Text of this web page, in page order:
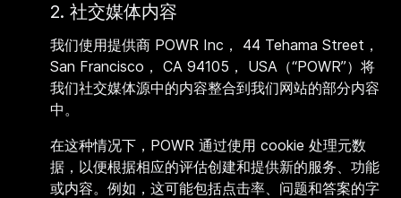
2. 社交媒体内容
我们使用提供商 POWR Inc， 44 Tehama Street，
San Francisco， CA 94105， USA（“POWR”）将
我们社交媒体源中的内容整合到我们网站的部分内容
中。
在这种情况下，POWR 通过使用 cookie 处理元数
据，以便根据相应的评估创建和提供新的服务、功能
或内容。例如，这可能包括点击率、问题和答案的字